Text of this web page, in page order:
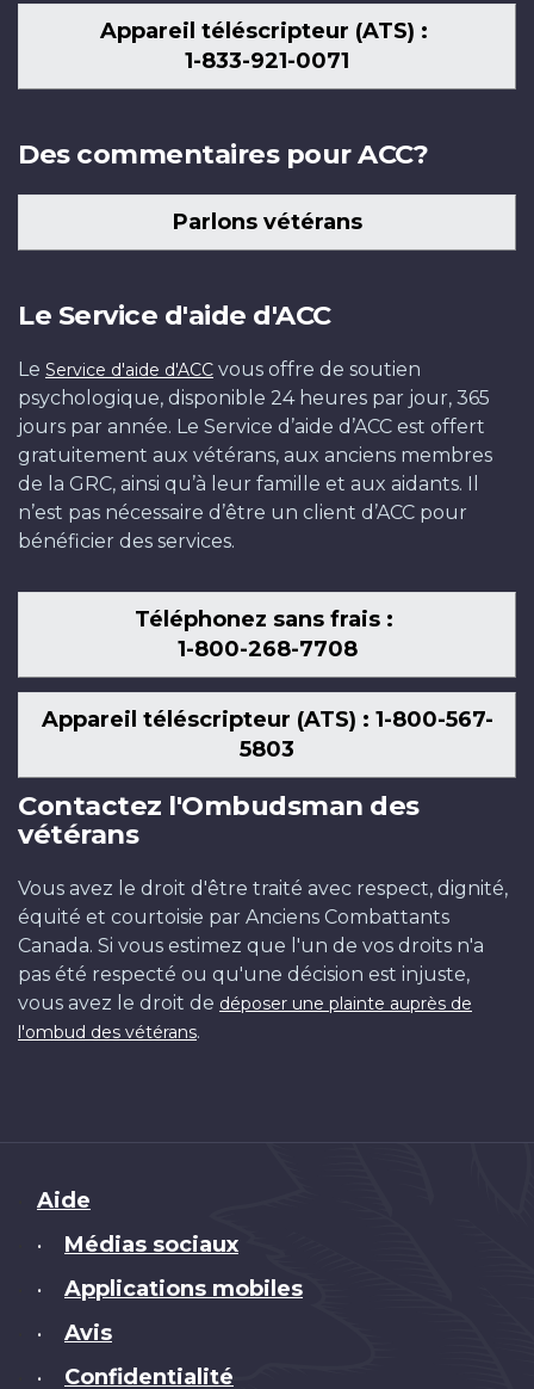
Appareil téléscripteur (ATS) :
1-833-921-0071
Des commentaires pour ACC?
Parlons vétérans
Le Service d'aide d'ACC
Le Service d'aide d'ACC vous offre de soutien
psychologique, disponible 24 heures par jour, 365
jours par année. Le Service d’aide d’ACC est offert
gratuitement aux vétérans, aux anciens membres
de la GRC, ainsi qu’à leur famille et aux aidants. Il
n’est pas nécessaire d’être un client d’ACC pour
bénéficier des services.
Téléphonez sans frais :
1-800-268-7708
Appareil téléscripteur (ATS) : 1-800-567-
5803
Contactez l'Ombudsman des
vétérans
Vous avez le droit d'être traité avec respect, dignité,
équité et courtoisie par Anciens Combattants
Canada. Si vous estimez que l'un de vos droits n'a
pas été respecté ou qu'une décision est injuste,
vous avez le droit de déposer une plainte auprès de
l'ombud des vétérans.
Brand
Aide
• Médias sociaux
• Applications mobiles
• Avis
• Confidentialité